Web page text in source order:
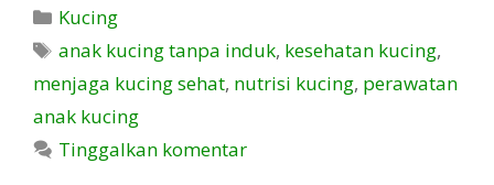
Kategori
Kucing
Tag
anak kucing tanpa induk, kesehatan kucing,
menjaga kucing sehat, nutrisi kucing, perawatan
anak kucing
Tinggalkan komentar